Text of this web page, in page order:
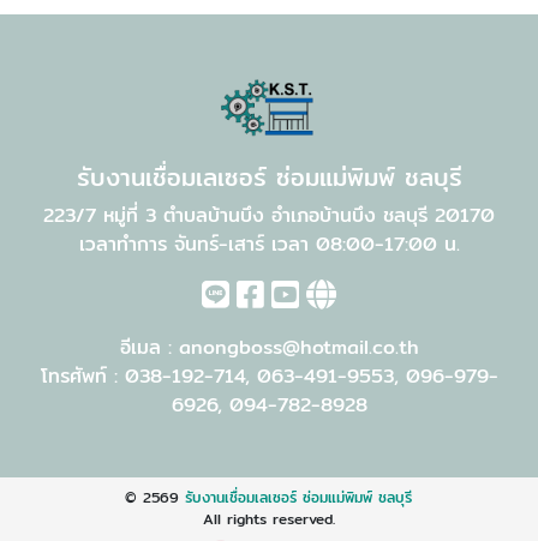
รับงานเชื่อมเลเซอร์ ซ่อมแม่พิมพ์ ชลบุรี
223/7 หมู่ที่ 3 ตำบลบ้านบึง อำเภอบ้านบึง ชลบุรี 20170
เวลาทำการ จันทร์-เสาร์ เวลา 08:00-17:00 น.
อีเมล : anongboss@hotmail.co.th
โทรศัพท์ : 038-192-714, 063-491-9553, 096-979-
6926, 094-782-8928
© 2569รับงานเชื่อมเลเซอร์ ซ่อมแม่พิมพ์ ชลบุรี
All rights reserved.